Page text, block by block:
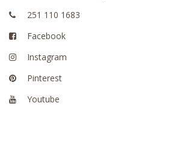
251 110 1683
Facebook
Instagram
Pinterest
Youtube